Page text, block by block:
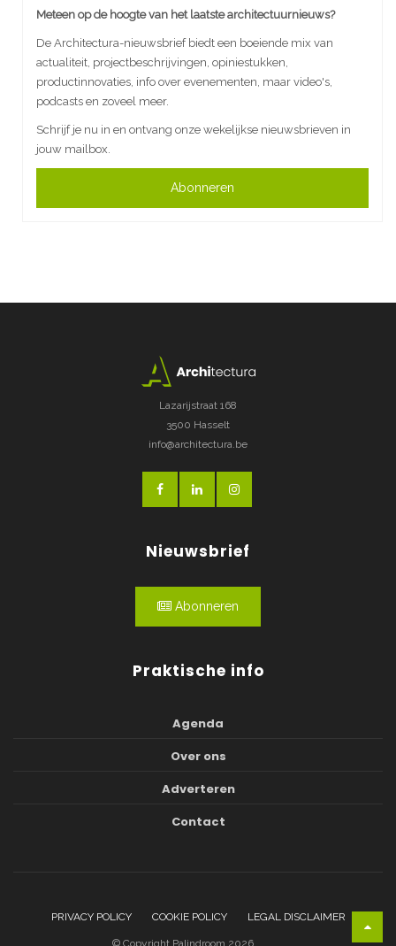
Meteen op de hoogte van het laatste architectuurnieuws?
De Architectura-nieuwsbrief biedt een boeiende mix van
actualiteit, projectbeschrijvingen, opiniestukken,
productinnovaties, info over evenementen, maar video's,
podcasts en zoveel meer.
Schrijf je nu in en ontvang onze wekelijkse nieuwsbrieven in
jouw mailbox.
Abonneren
Lazarijstraat 168
3500 Hasselt
info@architectura.be
Nieuwsbrief
Abonneren
Praktische info
Agenda
Over ons
Adverteren
Contact
PRIVACY POLICY COOKIE POLICY LEGAL DISCLAIMER
© Copyright Palindroom 2026